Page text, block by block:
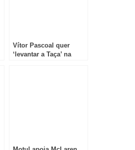
Vítor Pascoal quer
‘levantar a Taça’ na